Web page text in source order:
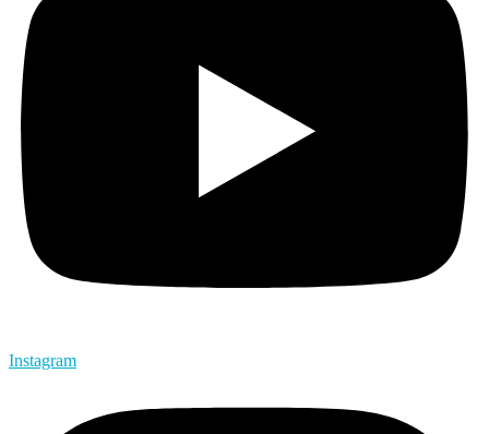
Instagram